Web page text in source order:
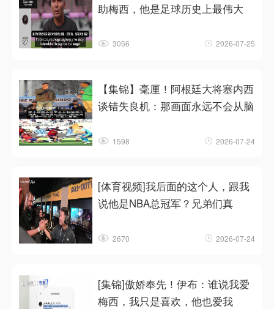
助梅西，他是足球历史上最伟大
3056 2026-07-25
【集锦】毫厘！阿根廷大将塞内西
谈错失良机：那画面永远不会从脑
1598 2026-07-24
[体育视频]我后面的这个人，跟我
说他是NBA总冠军？兄弟们真
2670 2026-07-24
[集锦]傲娇奉先！伊布：谁说我爱
梅西，我只是喜欢，他也爱我